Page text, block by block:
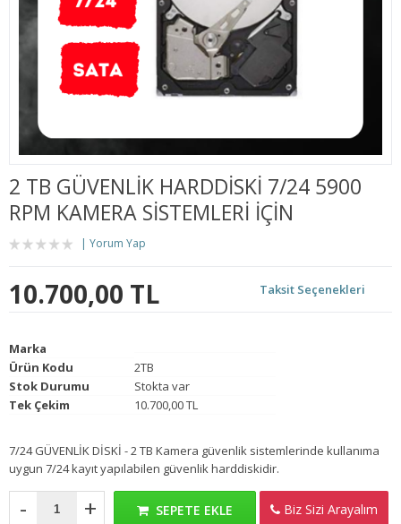
2 TB GÜVENLIK HARDDISKI 7/24 5900
RPM KAMERA SISTEMLERI İÇIN
Yorum Yap
10.700,00 TL Taksit Seçenekleri
Marka
Ürün Kodu
2TB
Stok Durumu
Stokta var
Tek Çekim
10.700,00 TL
7/24 GÜVENLİK DİSKİ - 2 TB Kamera güvenlik sistemlerinde kullanıma
uygun 7/24 kayıt yapılabilen güvenlik harddiskidir.
- + SEPETE EKLE Biz Sizi Arayalım